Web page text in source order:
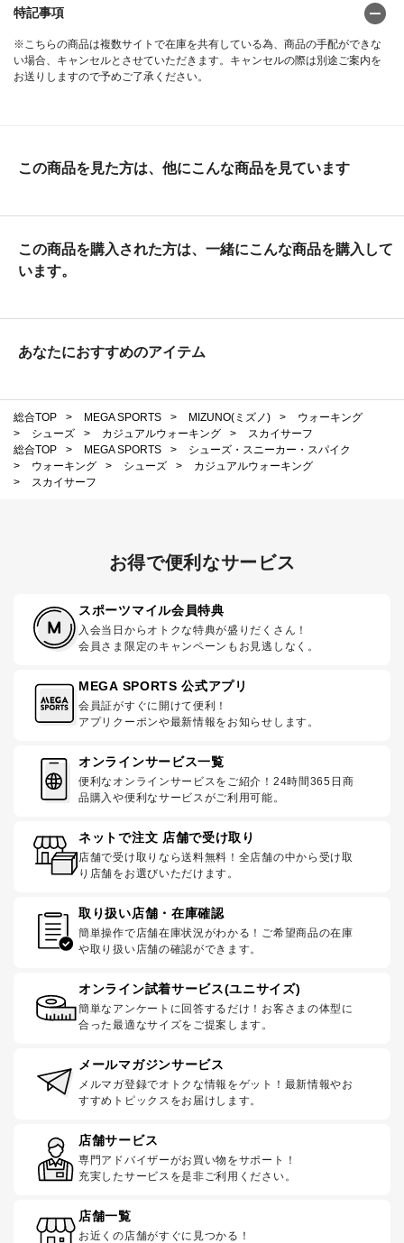
特記事項
※こちらの商品は複数サイトで在庫を共有している為、商品の手配ができな
い場合、キャンセルとさせていただきます。キャンセルの際は別途ご案内を
お送りしますので予めご了承ください。
この商品を見た方は、他にこんな商品を見ています
この商品を購入された方は、一緒にこんな商品を購入して
います。
あなたにおすすめのアイテム
総合TOP > MEGA SPORTS > MIZUNO(ミズノ) >
ウォーキング
>
シューズ > カジュアルウォーキング >
スカイサーフ
総合TOP
> MEGA SPORTS >
シューズ・スニーカー・スパイク
>
ウォーキング > シューズ >
カジュアルウォーキング
>
スカイサーフ
お得で便利なサービス
スポーツマイル会員特典
入会当日からオトクな特典が盛りだくさん！
会員さま限定のキャンペーンもお見逃しなく。
MEGA SPORTS 公式アプリ
会員証がすぐに開けて便利！
アプリクーポンや最新情報をお知らせします。
オンラインサービス一覧
便利なオンラインサービスをご紹介！24時間365日商
品購入や便利なサービスがご利用可能。
ネットで注文 店舗で受け取り
店舗で受け取りなら送料無料！全店舗の中から受け取
り店舗をお選びいただけます。
取り扱い店舗・在庫確認
簡単操作で店舗在庫状況がわかる！ご希望商品の在庫
や取り扱い店舗の確認ができます。
オンライン試着サービス(ユニサイズ)
簡単なアンケートに回答するだけ！お客さまの体型に
合った最適なサイズをご提案します。
メールマガジンサービス
メルマガ登録でオトクな情報をゲット！最新情報やお
すすめトピックスをお届けします。
店舗サービス
専門アドバイザーがお買い物をサポート！
充実したサービスを是非ご利用ください。
店舗一覧
お近くの店舗がすぐに見つかる！